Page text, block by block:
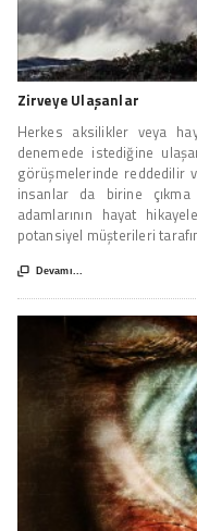
Zirveye Ulaşanlar
Herkes aksilikler veya
denemede istediğine
görüşmelerinde reddedilir
insanlar da birine
adamlarının hayat
potansiyel müşterileri
 Devamı...